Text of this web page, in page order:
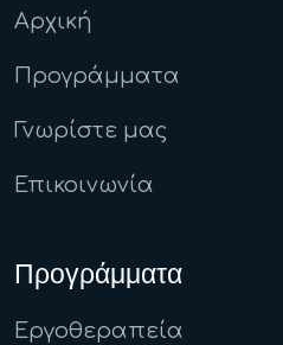
Αρχική
Προγράμματα
Γνωρίστε μας
Επικοινωνία
Προγράμματα
Εργοθεραπεία